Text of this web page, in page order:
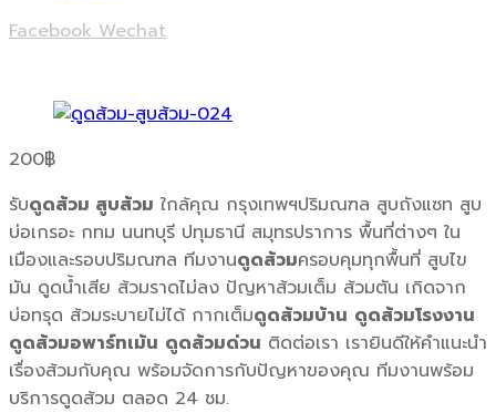
Facebook Wechat
200฿
รับดูดส้วม สูบส้วม ใกล้คุณ กรุงเทพฯปริมณฑล สูบถังแซท สูบ
บ่อเกรอะ กทม นนทบุรี ปทุมธานี สมุทรปราการ พื้นที่ต่างๆ ใน
เมืองและรอบปริมณฑล ทีมงานดูดส้วมครอบคุมทุกพื้นที่ สูบไข
มัน ดูดน้ำเสีย ส้วมราดไม่ลง ปัญหาส้วมเต็ม ส้วมตัน เกิดจาก
บ่อทรุด ส้วมระบายไม่ได้ กากเต็มดูดส้วมบ้าน ดูดส้วมโรงงาน
ดูดส้วมอพาร์ทเม้น ดูดส้วมด่วน ติดต่อเรา เรายินดีให้คำแนะนำ
เรื่องส้วมกับคุณ พร้อมจัดการกับปัญหาของคุณ ทีมงานพร้อม
บริการดูดส้วม ตลอด 24 ชม.